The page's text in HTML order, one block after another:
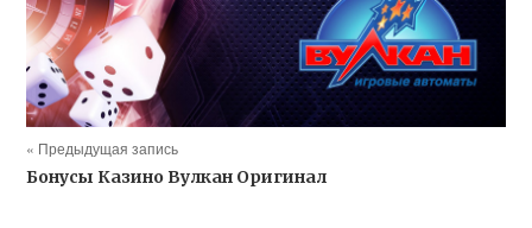
« Предыдущая запись
Бонусы Казино Вулкан Оригинал